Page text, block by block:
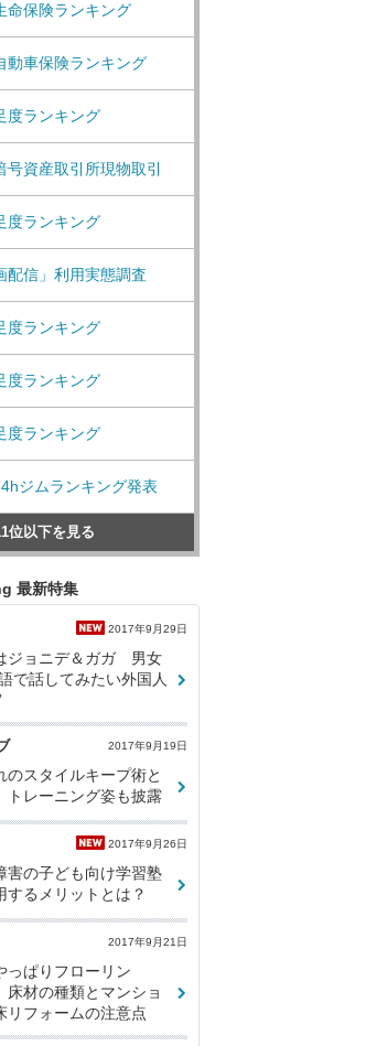
命保険ランキング
動車保険ランキング
度ランキング
号資産取引所現物取引
足度ランキング
配信」利用実態調査
度ランキング
度ランキング
度ランキング
ジムランキング発表
位以下を見る
最新特集
2017年9月29日
ジョニデ＆ガガ 男女
で話してみたい外国人
2017年9月19日
のスタイルキープ術と
レーニング姿も披露
2017年9月26日
害の子ども向け学習塾
するメリットとは？
2017年9月21日
っぱりフローリン
材の種類とマンショ
リフォームの注意点